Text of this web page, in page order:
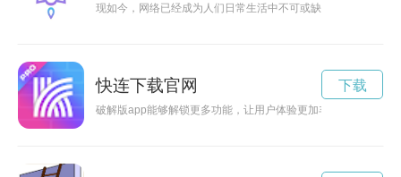
现如今，网络已经成为人们日常生活中不可或缺的一部分。但
快连下载官网
破解版app能够解锁更多功能，让用户体验更加丰富。快连下载
下载